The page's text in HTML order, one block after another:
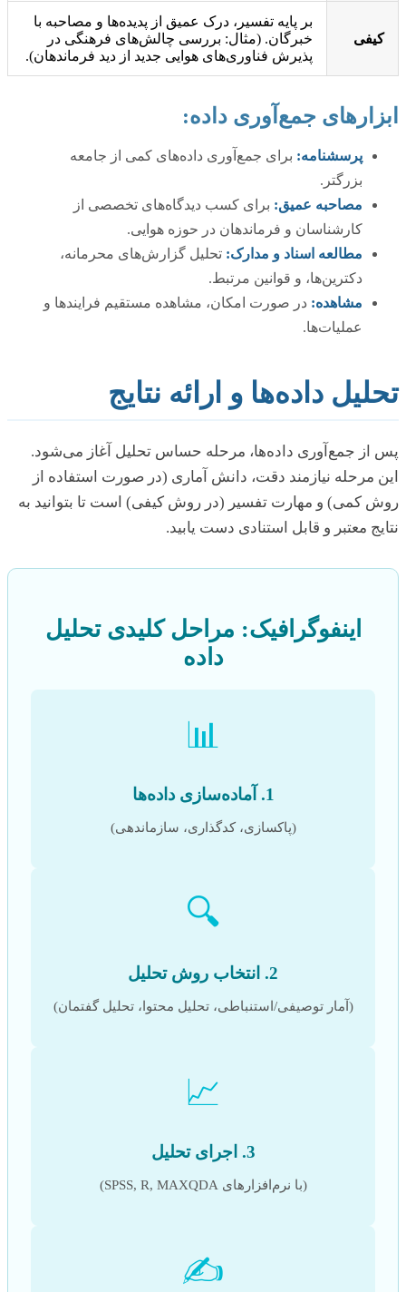
کیفی
بر پایه تفسیر، درک عمیق از پدیده‌ها و مصاحبه با
خبرگان. (مثال: بررسی چالش‌های فرهنگی در
پذیرش فناوری‌های هوایی جدید از دید فرماندهان).
ابزارهای جمع‌آوری داده:
پرسشنامه: برای جمع‌آوری داده‌های کمی از جامعه
بزرگتر.
مصاحبه عمیق: برای کسب دیدگاه‌های تخصصی از
کارشناسان و فرماندهان در حوزه هوایی.
مطالعه اسناد و مدارک: تحلیل گزارش‌های محرمانه،
دکترین‌ها، و قوانین مرتبط.
مشاهده: در صورت امکان، مشاهده مستقیم فرایندها و
عملیات‌ها.
تحلیل داده‌ها و ارائه نتایج
پس از جمع‌آوری داده‌ها، مرحله حساس تحلیل آغاز می‌شود.
این مرحله نیازمند دقت، دانش آماری (در صورت استفاده از
روش کمی) و مهارت تفسیر (در روش کیفی) است تا بتوانید به
نتایج معتبر و قابل استنادی دست یابید.
اینفوگرافیک: مراحل کلیدی تحلیل
داده
📊
1. آماده‌سازی داده‌ها
(پاکسازی، کدگذاری، سازماندهی)
🔍
2. انتخاب روش تحلیل
(آمار توصیفی/استنباطی، تحلیل محتوا، تحلیل گفتمان)
📈
3. اجرای تحلیل
(با نرم‌افزارهای SPSS, R, MAXQDA)
✍️